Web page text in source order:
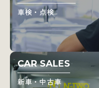
車検・点検
CAR SALES
新車・中古車